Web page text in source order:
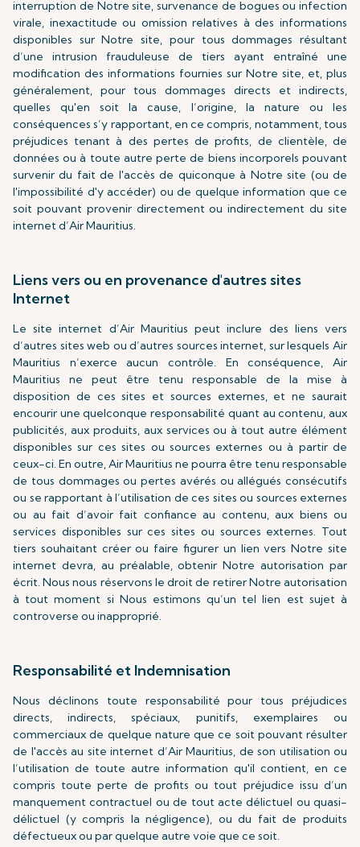
interruption de Notre site, survenance de bogues ou infection
virale, inexactitude ou omission relatives à des informations
disponibles sur Notre site, pour tous dommages résultant
d’une intrusion frauduleuse de tiers ayant entraîné une
modification des informations fournies sur Notre site, et, plus
généralement, pour tous dommages directs et indirects,
quelles qu'en soit la cause, l’origine, la nature ou les
conséquences s’y rapportant, en ce compris, notamment, tous
préjudices tenant à des pertes de profits, de clientèle, de
données ou à toute autre perte de biens incorporels pouvant
survenir du fait de l'accès de quiconque à Notre site (ou de
l'impossibilité d'y accéder) ou de quelque information que ce
soit pouvant provenir directement ou indirectement du site
internet d’Air Mauritius.
Liens vers ou en provenance d'autres sites
Internet
Le site internet d’Air Mauritius peut inclure des liens vers
d’autres sites web ou d’autres sources internet, sur lesquels Air
Mauritius n’exerce aucun contrôle. En conséquence, Air
Mauritius ne peut être tenu responsable de la mise à
disposition de ces sites et sources externes, et ne saurait
encourir une quelconque responsabilité quant au contenu, aux
publicités, aux produits, aux services ou à tout autre élément
disponibles sur ces sites ou sources externes ou à partir de
ceux-ci. En outre, Air Mauritius ne pourra être tenu responsable
de tous dommages ou pertes avérés ou allégués consécutifs
ou se rapportant à l’utilisation de ces sites ou sources externes
ou au fait d’avoir fait confiance au contenu, aux biens ou
services disponibles sur ces sites ou sources externes. Tout
tiers souhaitant créer ou faire figurer un lien vers Notre site
internet devra, au préalable, obtenir Notre autorisation par
écrit. Nous nous réservons le droit de retirer Notre autorisation
à tout moment si Nous estimons qu’un tel lien est sujet à
controverse ou inapproprié.
Responsabilité et Indemnisation
Nous déclinons toute responsabilité pour tous préjudices
directs, indirects, spéciaux, punitifs, exemplaires ou
commerciaux de quelque nature que ce soit pouvant résulter
de l'accès au site internet d’Air Mauritius, de son utilisation ou
l’utilisation de toute autre information qu'il contient, en ce
compris toute perte de profits ou tout préjudice issu d’un
manquement contractuel ou de tout acte délictuel ou quasi-
délictuel (y compris la négligence), ou du fait de produits
défectueux ou par quelque autre voie que ce soit.